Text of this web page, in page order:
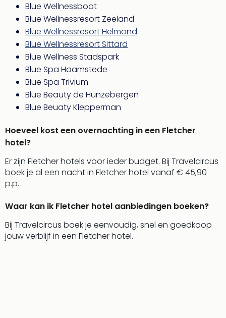
Blue Wellnessboot
Blue Wellnessresort Zeeland
Blue Wellnessresort Helmond
Blue Wellnessresort Sittard
Blue Wellness Stadspark
Blue Spa Haamstede
Blue Spa Trivium
Blue Beauty de Hunzebergen
Blue Beuaty Klepperman
Hoeveel kost een overnachting in een Fletcher
hotel?
Er zijn Fletcher hotels voor ieder budget. Bij Travelcircus
boek je al een nacht in Fletcher hotel vanaf € 45,90
p.p.
Waar kan ik Fletcher hotel aanbiedingen boeken?
Bij Travelcircus boek je eenvoudig, snel en goedkoop
jouw verblijf in een Fletcher hotel.